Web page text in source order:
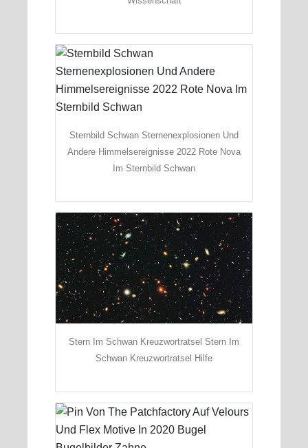
Sternbild Schwan Sternenexplosionen Und
Andere Himmelsereignisse 2022 Rote Nova
Im Sternbild Schwan
Stern Im Schwan Kreuzwortratsel Stern Im
Schwan Kreuzwortratsel Hilfe